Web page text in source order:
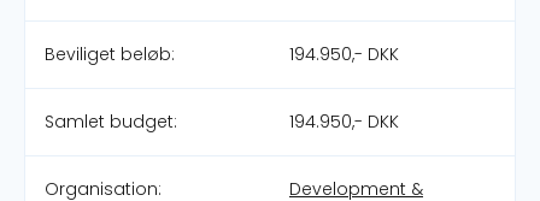
Beviliget beløb: 194.950,- DKK
Samlet budget: 194.950,- DKK
Organisation:
Development &